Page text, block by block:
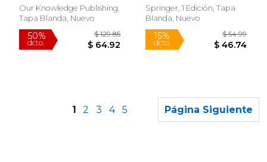
Our Knowledge Publishing,
Tapa Blanda, Nuevo
Springer, 1 Edición, Tapa
Blanda, Nuevo
1 2 3 4 5 Página Siguiente